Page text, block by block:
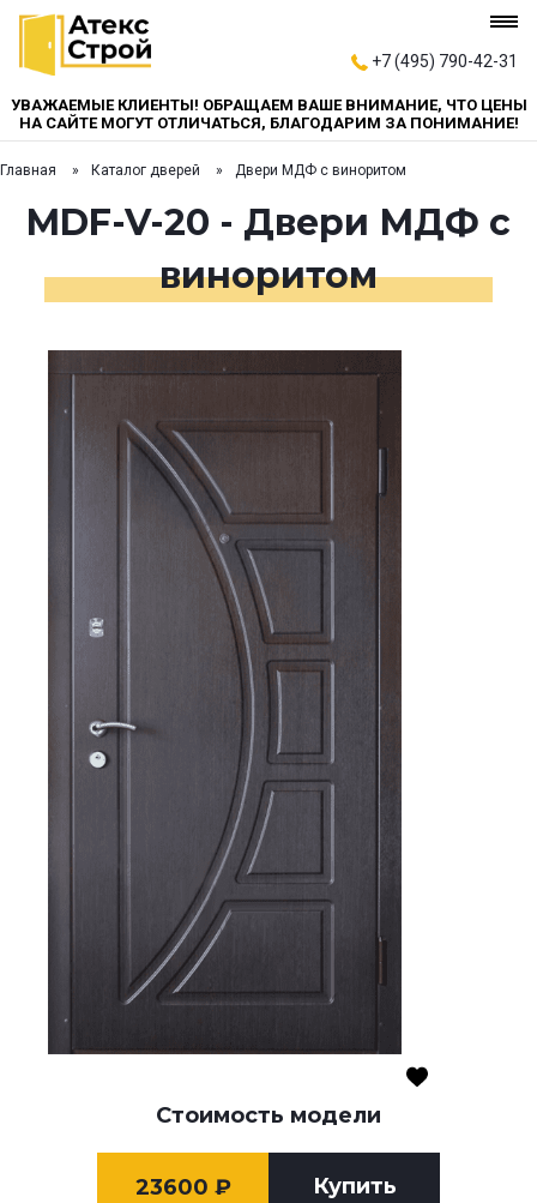
+7 (495) 790-42-31
УВАЖАЕМЫЕ КЛИЕНТЫ! ОБРАЩАЕМ ВАШЕ ВНИМАНИЕ, ЧТО ЦЕНЫ
НА САЙТЕ МОГУТ ОТЛИЧАТЬСЯ, БЛАГОДАРИМ ЗА ПОНИМАНИЕ!
Главная Каталог дверей Двери МДФ с виноритом
MDF-V-20 - Двери МДФ с
виноритом
Стоимость модели
23600 ₽ Купить